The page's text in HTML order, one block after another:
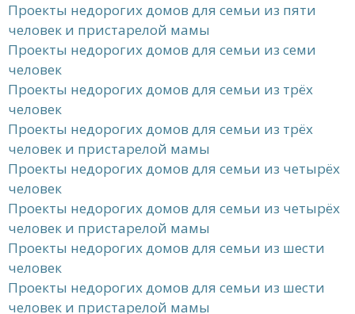
Проекты недорогих домов для семьи из пяти
человек и пристарелой мамы
Проекты недорогих домов для семьи из семи
человек
Проекты недорогих домов для семьи из трёх
человек
Проекты недорогих домов для семьи из трёх
человек и пристарелой мамы
Проекты недорогих домов для семьи из четырёх
человек
Проекты недорогих домов для семьи из четырёх
человек и пристарелой мамы
Проекты недорогих домов для семьи из шести
человек
Проекты недорогих домов для семьи из шести
человек и пристарелой мамы